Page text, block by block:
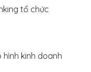
tổ chức
kinh doanh